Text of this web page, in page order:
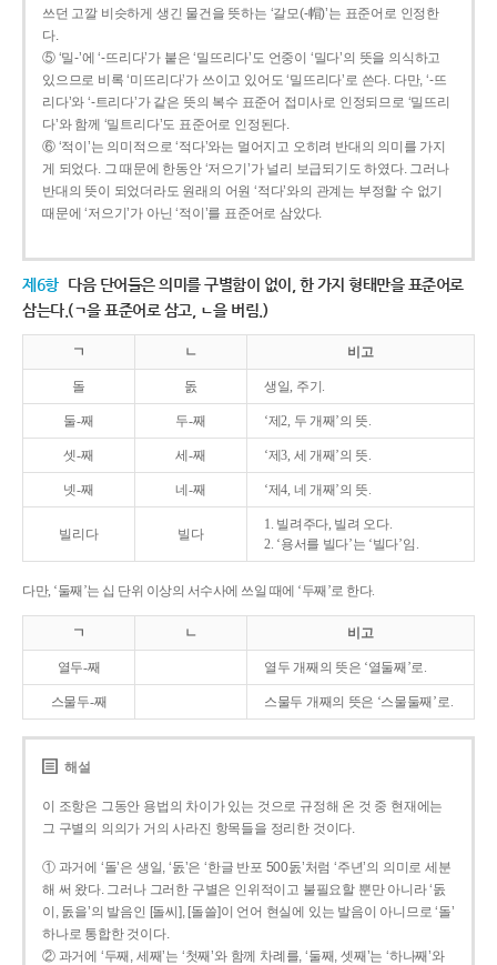
쓰던 고깔 비슷하게 생긴 물건을 뜻하는 ‘갈모(-帽)’는 표준어로 인정한
다.
⑤ ‘밀-’에 ‘-뜨리다’가 붙은 ‘밀뜨리다’도 언중이 ‘밀다’의 뜻을 의식하고
있으므로 비록 ‘미뜨리다’가 쓰이고 있어도 ‘밀뜨리다’로 쓴다. 다만, ‘-뜨
리다’와 ‘-트리다’가 같은 뜻의 복수 표준어 접미사로 인정되므로 ‘밀뜨리
다’와 함께 ‘밀트리다’도 표준어로 인정된다.
⑥ ‘적이’는 의미적으로 ‘적다’와는 멀어지고 오히려 반대의 의미를 가지
게 되었다. 그 때문에 한동안 ‘저으기’가 널리 보급되기도 하였다. 그러나
반대의 뜻이 되었더라도 원래의 어원 ‘적다’와의 관계는 부정할 수 없기
때문에 ‘저으기’가 아닌 ‘적이’를 표준어로 삼았다.
제6항 다음 단어들은 의미를 구별함이 없이, 한 가지 형태만을 표준어로
삼는다.(ㄱ을 표준어로 삼고, ㄴ을 버림.)
ㄱ ㄴ 비고
돌 돐 생일, 주기.
둘-째 두-째 ‘제2, 두 개째’의 뜻.
셋-째 세-째 ‘제3, 세 개째’의 뜻.
넷-째 네-째 ‘제4, 네 개째’의 뜻.
빌리다 빌다
1. 빌려주다, 빌려 오다.
2. ‘용서를 빌다’는 ‘빌다’임.
다만, ‘둘째’는 십 단위 이상의 서수사에 쓰일 때에 ‘두째’로 한다.
ㄱ ㄴ 비고
열두-째 열두 개째의 뜻은 ‘열둘째’로.
스물두-째 스물두 개째의 뜻은 ‘스물둘째’로.
해설
이 조항은 그동안 용법의 차이가 있는 것으로 규정해 온 것 중 현재에는
그 구별의 의의가 거의 사라진 항목들을 정리한 것이다.
① 과거에 ‘돌’은 생일, ‘돐’은 ‘한글 반포 500돐’처럼 ‘주년’의 의미로 세분
해 써 왔다. 그러나 그러한 구별은 인위적이고 불필요할 뿐만 아니라 ‘돐
이, 돐을’의 발음인 [돌씨], [돌쓸]이 언어 현실에 있는 발음이 아니므로 ‘돌’
하나로 통합한 것이다.
② 과거에 ‘두째, 세째’는 ‘첫째’와 함께 차례를, ‘둘째, 셋째’는 ‘하나째’와